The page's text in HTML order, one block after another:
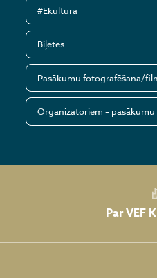
#Ēkultūra
Biļetes
Pasākumu fotografēšana/
Organizatoriem – pasākumu
Par VEF